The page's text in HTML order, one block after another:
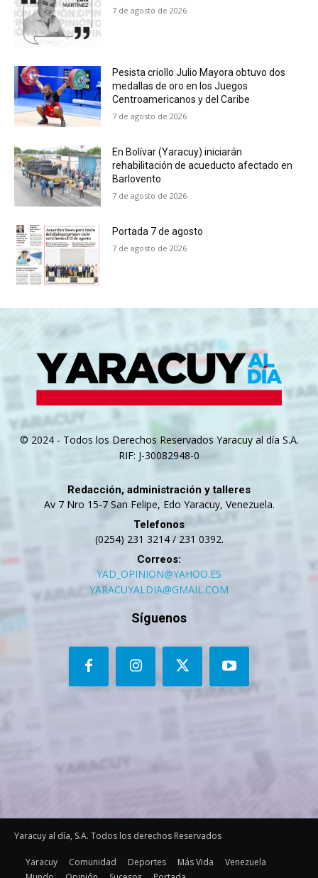
7 de agosto de 2026
Pesista criollo Julio Mayora obtuvo dos
medallas de oro en los Juegos
Centroamericanos y del Caribe
7 de agosto de 2026
En Bolívar (Yaracuy) iniciarán
rehabilitación de acueducto afectado en
Barlovento
7 de agosto de 2026
Portada 7 de agosto
7 de agosto de 2026
© 2024 - Todos los Derechos Reservados Yaracuy al día S.A.
RIF: J-30082948-0
Redacción, administración y talleres
Av 7 Nro 15-7 San Felipe, Edo Yaracuy, Venezuela.
Telefonos
(0254) 231 3214 / 231 0392.
Correos:
YAD_OPINION@YAHOO.ES
YARACUYALDIA@GMAIL.COM
Síguenos
Yaracuy al día, S.A. Todos los derechos Reservados
Yaracuy Comunidad Deportes Más Vida
Venezuela